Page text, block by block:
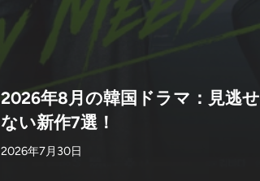
2026年8月の韓国ドラマ：見逃せ
ない新作7選！
2026年7月30日